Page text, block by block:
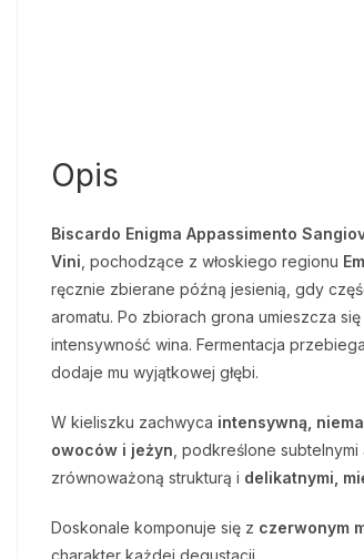
Opis
Biscardo Enigma Appassimento
Vini , pochodzące z włoskiego regionu
ręcznie zbierane późną jesienią, gdy
aromatu. Po zbiorach grona umieszcza
intensywność wina. Fermentacja
dodaje mu wyjątkowej głębi.
W kieliszku zachwyca intensywną,
owoców i jeżyn , podkreślone
zrównoważoną strukturą i delikatnymi,
Doskonale komponuje się z czerwonym
charakter każdej degustacji.